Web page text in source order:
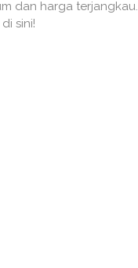
dan harga terjangkau.
sini!